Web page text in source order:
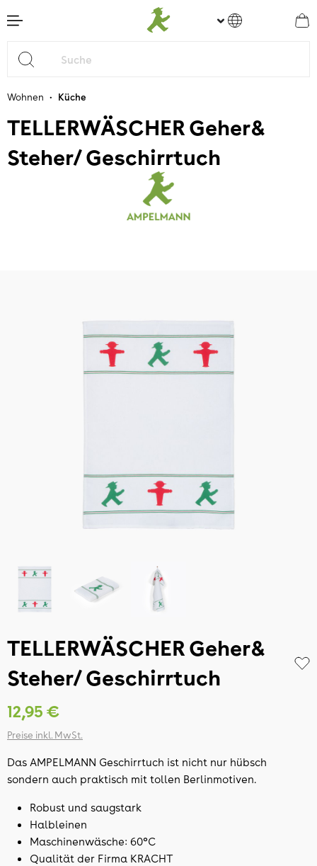
springen
Wohnen • Küche
TELLERWÄSCHER Geher&
Steher/ Geschirrtuch
TELLERWÄSCHER Geher&
Steher/ Geschirrtuch
12,95 €
Preise inkl. MwSt.
Das AMPELMANN Geschirrtuch ist nicht nur hübsch
sondern auch praktisch mit tollen Berlinmotiven.
Robust und saugstark
Halbleinen
Maschinenwäsche: 60°C
Qualität der Firma KRACHT